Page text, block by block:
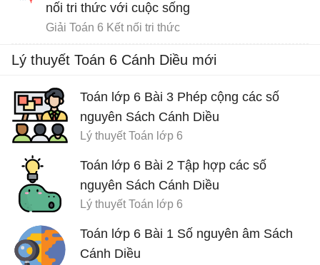
nối tri thức với cuộc sống
Giải Toán 6 Kết nối tri thức
Lý thuyết Toán 6 Cánh Diều mới
Toán lớp 6 Bài 3 Phép cộng các số
nguyên Sách Cánh Diều
Lý thuyết Toán lớp 6
Toán lớp 6 Bài 2 Tập hợp các số
nguyên Sách Cánh Diều
Lý thuyết Toán lớp 6
Toán lớp 6 Bài 1 Số nguyên âm Sách
Cánh Diều